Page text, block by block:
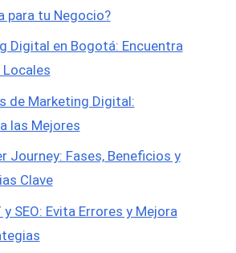
para tu Negocio?
Digital en Bogotá: Encuentra
Locales
de Marketing Digital:
las Mejores
Journey: Fases, Beneficios y
Clave
y SEO: Evita Errores y Mejora